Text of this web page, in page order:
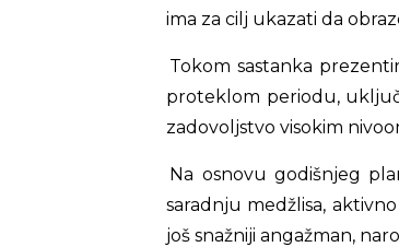
ima za cilj ukazati da
Tokom sastanka
proteklom periodu,
zadovoljstvo visokim
Na osnovu godišnjeg
saradnju medžlisa,
još snažniji angažman,